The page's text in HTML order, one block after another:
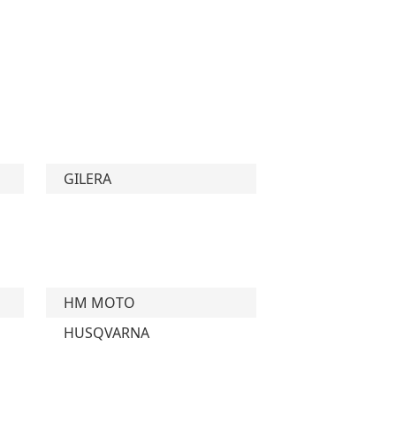
GILERA
HM MOTO
HUSQVARNA